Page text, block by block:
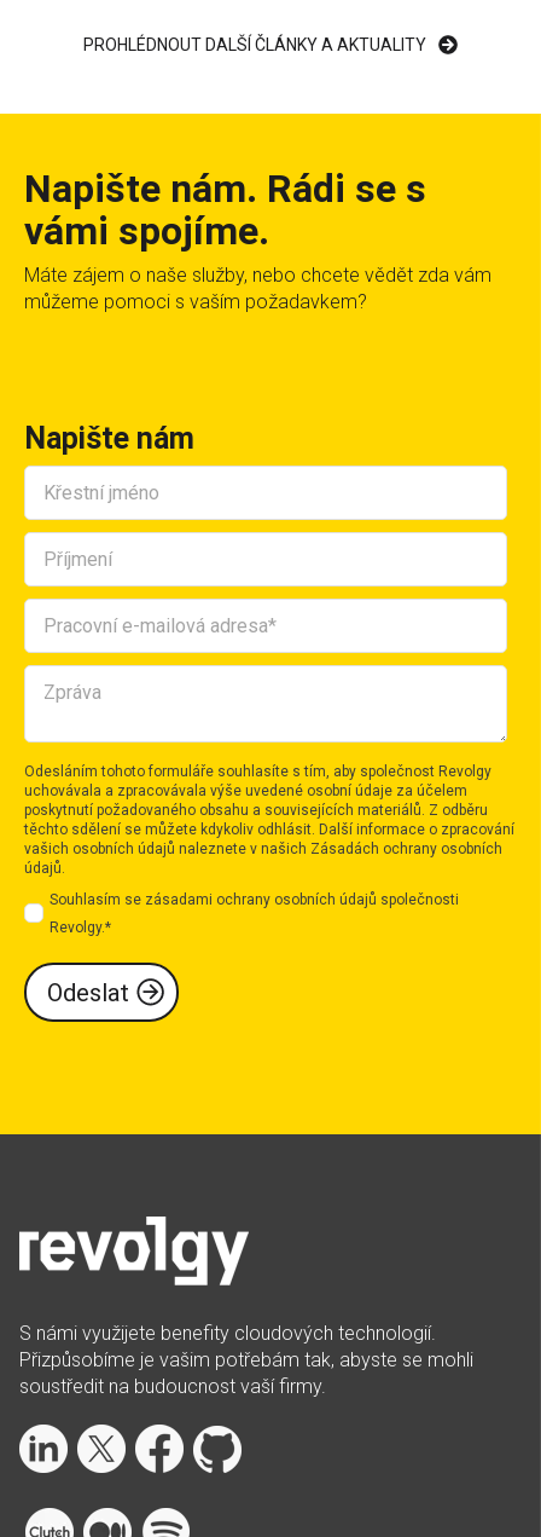
PROHLÉDNOUT DALŠÍ ČLÁNKY A AKTUALITY
Napište nám. Rádi se s
vámi spojíme.
Máte zájem o naše služby, nebo chcete vědět zda vám
můžeme pomoci s vaším požadavkem?
Napište nám
Odesláním tohoto formuláře souhlasíte s tím, aby společnost Revolgy
uchovávala a zpracovávala výše uvedené osobní údaje za účelem
poskytnutí požadovaného obsahu a souvisejících materiálů. Z odběru
těchto sdělení se můžete kdykoliv odhlásit. Další informace o zpracování
vašich osobních údajů naleznete v našich Zásadách ochrany osobních
údajů.
Souhlasím se zásadami ochrany osobních údajů společnosti
Revolgy.*
S námi využijete benefity cloudových technologií.
Přizpůsobíme je vašim potřebám tak, abyste se mohli
soustředit na budoucnost vaší firmy.